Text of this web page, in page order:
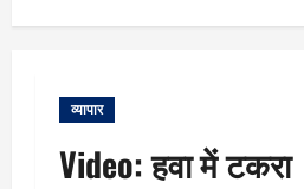
व्यापार
Video: हवा में टकरा